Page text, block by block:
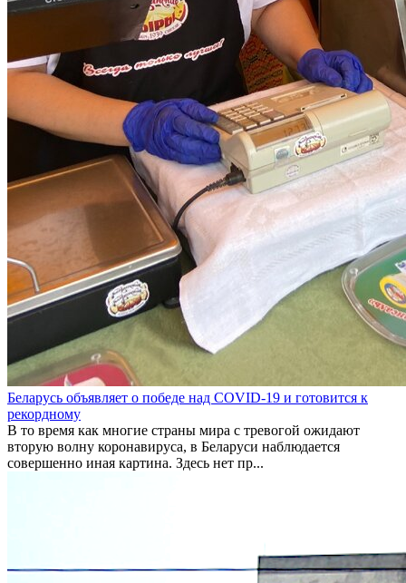
Беларусь объявляет о победе над COVID-19 и готовится к
рекордному
В то время как многие страны мира с тревогой ожидают
вторую волну коронавируса, в Беларуси наблюдается
совершенно иная картина. Здесь нет пр...